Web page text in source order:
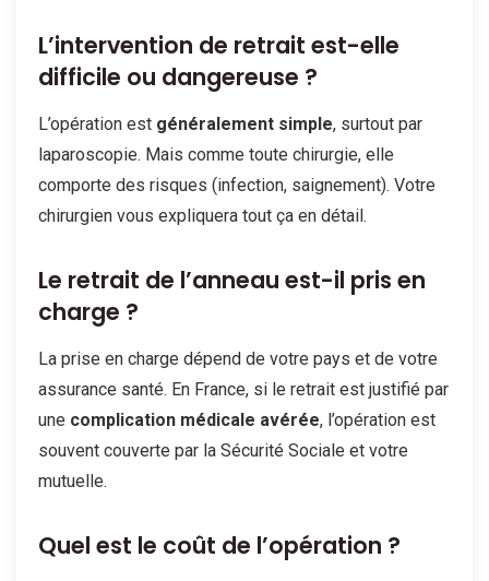
L’intervention de retrait est-elle
difficile ou dangereuse ?
L’opération est généralement simple, surtout par
laparoscopie. Mais comme toute chirurgie, elle
comporte des risques (infection, saignement). Votre
chirurgien vous expliquera tout ça en détail.
Le retrait de l’anneau est-il pris en
charge ?
La prise en charge dépend de votre pays et de votre
assurance santé. En France, si le retrait est justifié par
une complication médicale avérée, l’opération est
souvent couverte par la Sécurité Sociale et votre
mutuelle.
Quel est le coût de l’opération ?